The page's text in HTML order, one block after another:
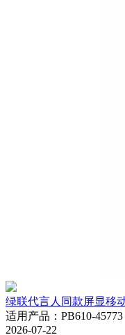
绿联代言人同款屏显移
适用产品 ： PB610-45773
2026-07-22